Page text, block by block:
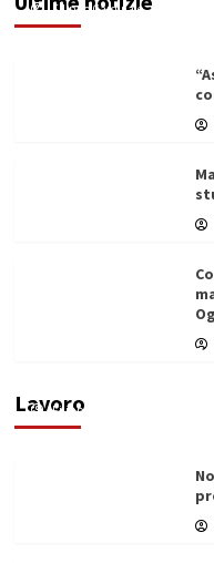
Filippo Cardinale
Lavoro
Vino in Italia: il giro
Filippo Cardinale